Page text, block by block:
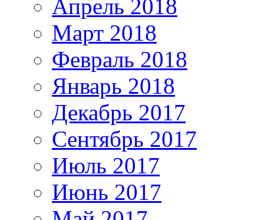
Апрель 2018
Март 2018
Февраль 2018
Январь 2018
Декабрь 2017
Сентябрь 2017
Июль 2017
Июнь 2017